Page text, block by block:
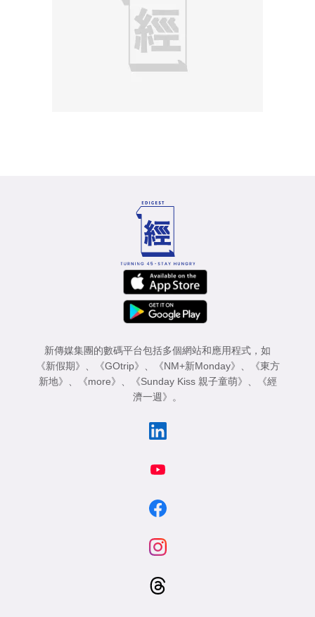
新傳媒集團的數碼平台包括多個網站和應用程式，如
《新假期》
《GOtrip》 《NM+新Monday》
《東方
新地》
《more》 《Sunday Kiss 親子童萌》
《經
濟一週》
。